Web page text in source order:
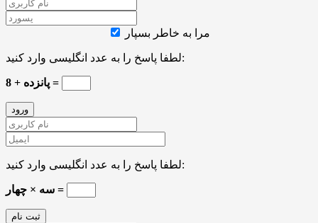
مرا به خاطر بسپار
لطفا پاسخ را به عدد انگلیسی وارد کنید:
8 + پانزده =
لطفا پاسخ را به عدد انگلیسی وارد کنید:
سه × چهار =